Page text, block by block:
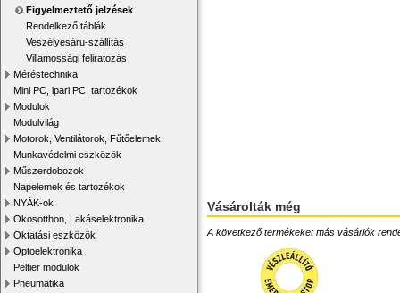
Figyelmeztető jelzések
Rendelkező táblák
Veszélyesáru-szállítás
Villamossági feliratozás
Méréstechnika
Mini PC, ipari PC, tartozékok
Modulok
Modulvilág
Motorok, Ventilátorok, Fűtőelemek
Munkavédelmi eszközök
Műszerdobozok
Napelemek és tartozékok
NYÁK-ok
Okosotthon, Lakáselektronika
Oktatási eszközök
Optoelektronika
Peltier modulok
Pneumatika
Vásárolták még
A következő termékeket más vásárlók